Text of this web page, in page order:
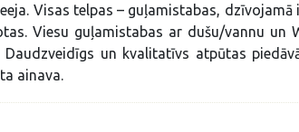
Visas telpas – guļamistabas, dzīvojamā
Viesu guļamistabas ar dušu/vannu un
Daudzveidīgs un kvalitatīvs atpūtas
ainava.